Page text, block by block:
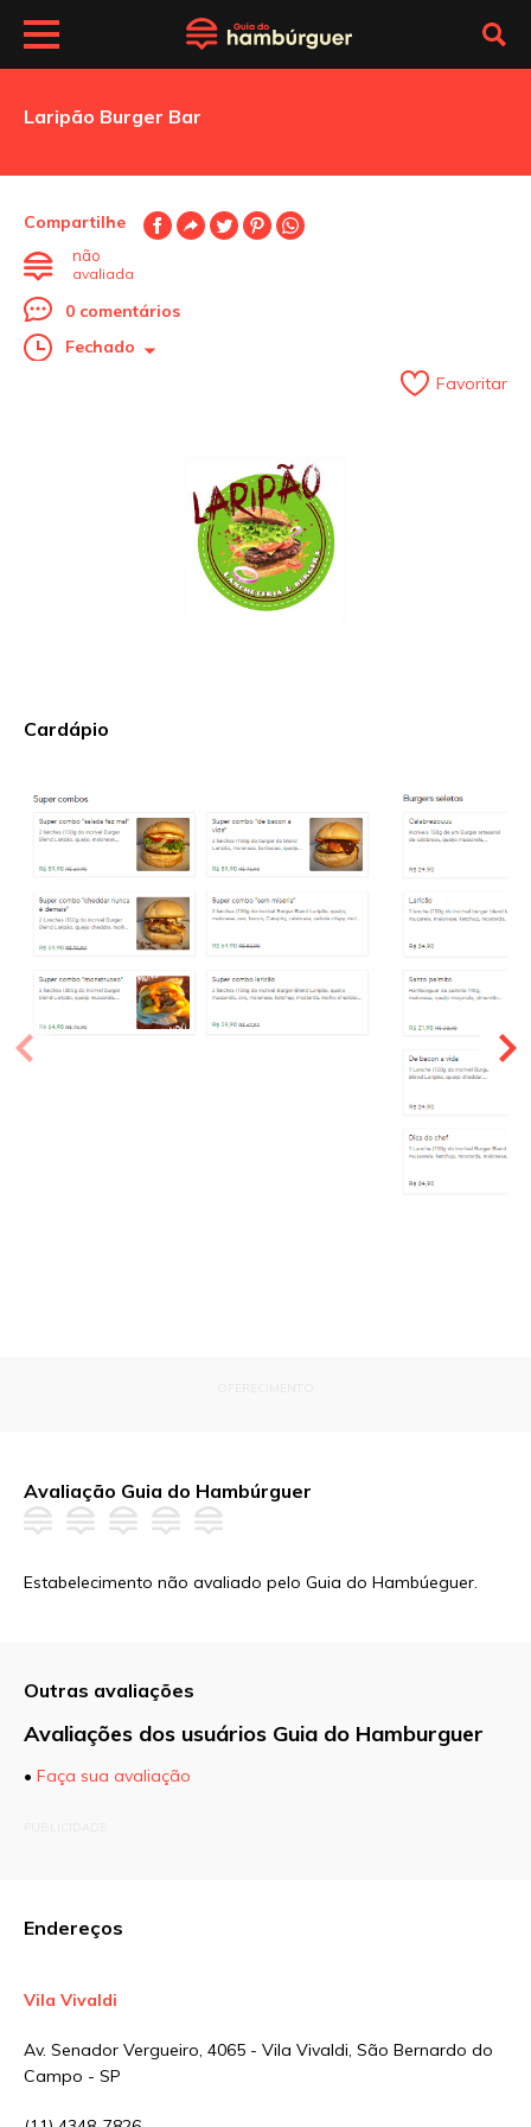
Laripão Burger Bar
Compartilhe
não
avaliada
0 comentários
Fechado
Favoritar
Cardápio
Avaliação Guia do Hambúrguer
Estabelecimento não avaliado pelo Guia do Hambúeguer.
Outras avaliações
Avaliações dos usuários Guia do Hamburguer
• Faça sua avaliação
E-mail*
Endereços
Vila Vivaldi
Av. Senador Vergueiro, 4065 - Vila Vivaldi, São Bernardo do
Campo - SP